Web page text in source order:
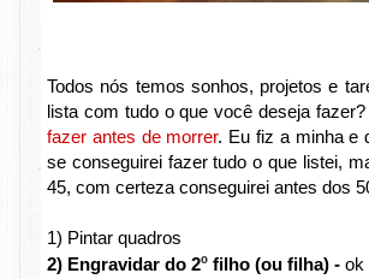
Todos nós temos sonhos, projetos e
lista com tudo o que você deseja
fazer antes de morrer. Eu fiz a minha e
se conseguirei fazer tudo o que listei,
45, com certeza conseguirei antes dos
1) Pintar quadros
2) Engravidar do 2º filho (ou filha) - ok